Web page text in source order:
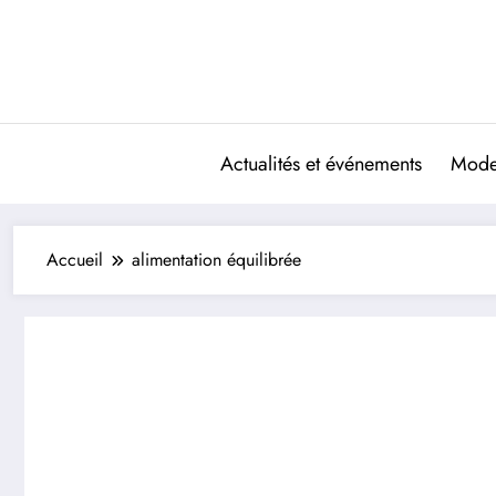
Actualités et événements
Accueil alimentation équilibrée